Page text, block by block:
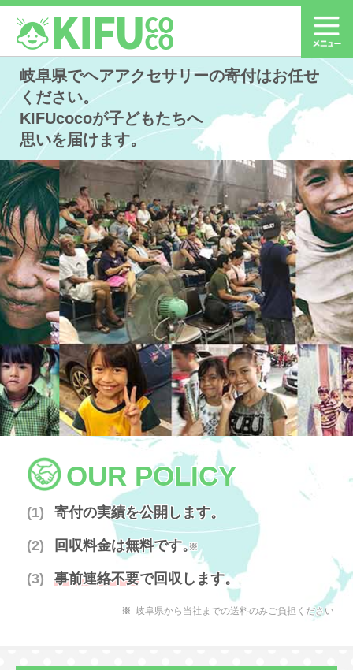
岐阜県でヘアアクセサリーの寄付はお任せ
ください。
KIFUcocoが子どもたちへ
思いを届けます。
OUR POLICY
寄付の実績を公開します。
回収料金は無料です。
※
事前連絡不要で回収します。
岐阜県から当社までの送料のみご負担ください